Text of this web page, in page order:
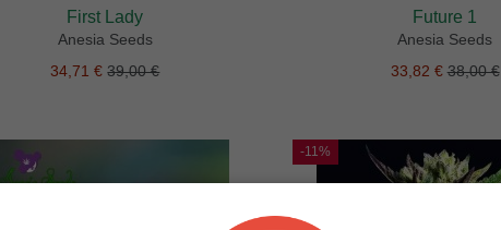
First Lady
Anesia Seeds
34,71 €39,00 €
Future 1
Anesia Seeds
33,82 €38,00 €
-11%